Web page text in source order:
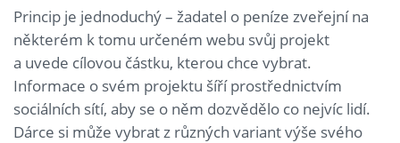
Princip je jednoduchý – žadatel o peníze zveřejní na
některém k tomu určeném webu svůj projekt
a uvede cílovou částku, kterou chce vybrat.
Informace o svém projektu šíří prostřednictvím
sociálních sítí, aby se o něm dozvědělo co nejvíc lidí.
Dárce si může vybrat z různých variant výše svého